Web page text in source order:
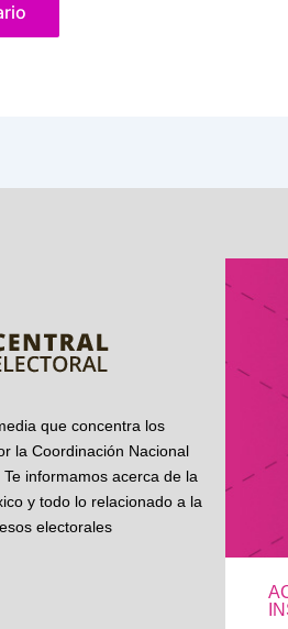
que concentra los
la Coordinación Nacional
informamos acerca de la
y todo lo relacionado a la
electorales